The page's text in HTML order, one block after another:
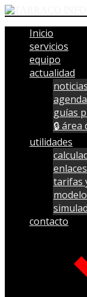
Inicio
servicios
equipo
actualidad
noticias
agenda
guías
🔒
utilidades
tarifas
contacto